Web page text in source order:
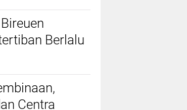
Berlalu
Centra